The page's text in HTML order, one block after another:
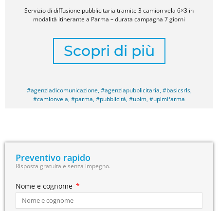
Servizio di diffusione pubblicitaria tramite 3 camion vela 6×3 in
modalità itinerante a Parma – durata campagna 7 giorni
Scopri di più
#agenziadicomunicazione,#agenziapubblicitaria,#basicsrls,
#camionvela,#parma,#pubblicità,#upim,#upimParma
Preventivo rapido
Risposta gratuita e senza impegno.
Nome e cognome